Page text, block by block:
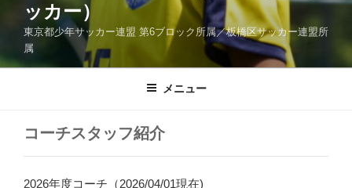
ッ
ッカー）
東京都少年サッカー連盟 第6ブロック所属／板橋区サッカー連盟所
属
メニュー
コーチスタッフ紹介
2026年度コーチ（2026/04/01現在)